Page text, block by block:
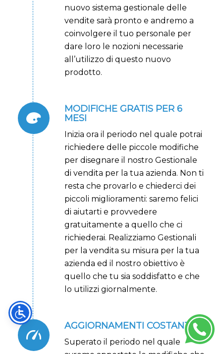
nuovo sistema gestionale delle
vendite sarà pronto e andremo a
coinvolgere il tuo personale per
dare loro le nozioni necessarie
all’utilizzo di questo nuovo
prodotto.
MODIFICHE GRATIS PER 6
MESI
Inizia ora il periodo nel quale potrai
richiedere delle piccole modifiche
per disegnare il nostro Gestionale
di vendita per la tua azienda. Non ti
resta che provarlo e chiederci dei
piccoli miglioramenti: saremo felici
di aiutarti e provvedere
gratuitamente a quello che ci
richiederai. Realizziamo Gestionali
per la vendita su misura per la tua
azienda ed il nostro obiettivo è
quello che tu sia soddisfatto e che
lo utilizzi giornalmente.
AGGIORNAMENTI COSTANTI
Superato il periodo nel quale